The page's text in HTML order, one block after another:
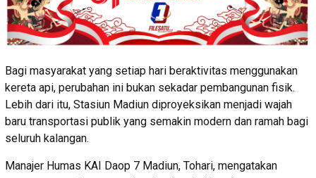
Bagi masyarakat yang setiap hari beraktivitas menggunakan
kereta api, perubahan ini bukan sekadar pembangunan fisik.
Lebih dari itu, Stasiun Madiun diproyeksikan menjadi wajah
baru transportasi publik yang semakin modern dan ramah bagi
seluruh kalangan.
Manajer Humas KAI Daop 7 Madiun, Tohari, mengatakan